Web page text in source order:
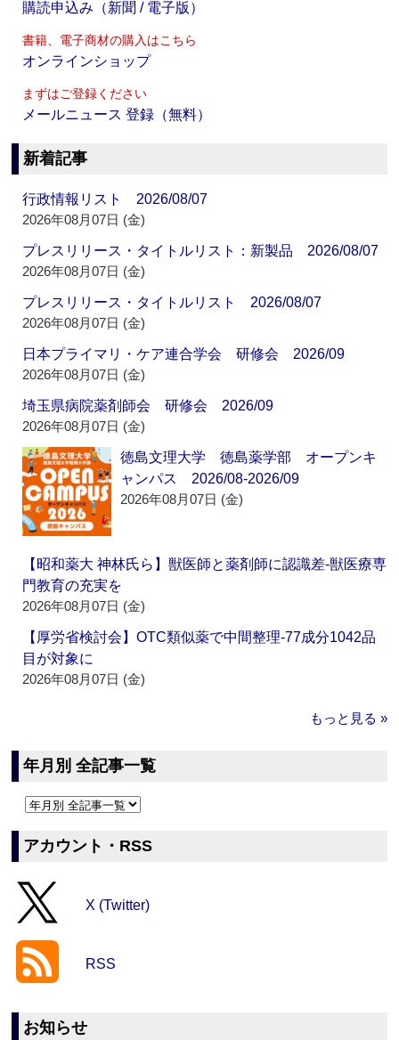
購読申込み（新聞 / 電子版）
書籍、電子商材の購入はこちら
オンラインショップ
まずはご登録ください
メールニュース 登録（無料）
新着記事
行政情報リスト 2026/08/07
2026年08月07日 (金)
プレスリリース・タイトルリスト：新製品 2026/08/07
2026年08月07日 (金)
プレスリリース・タイトルリスト 2026/08/07
2026年08月07日 (金)
日本プライマリ・ケア連合学会 研修会 2026/09
2026年08月07日 (金)
埼玉県病院薬剤師会 研修会 2026/09
2026年08月07日 (金)
徳島文理大学 徳島薬学部 オープンキ
ャンパス 2026/08-2026/09
2026年08月07日 (金)
【昭和薬大 神林氏ら】獣医師と薬剤師に認識差‐獣医療専
門教育の充実を
2026年08月07日 (金)
【厚労省検討会】OTC類似薬で中間整理‐77成分1042品
目が対象に
2026年08月07日 (金)
もっと見る »
年月別 全記事一覧
アカウント・RSS
X (Twitter)
RSS
お知らせ